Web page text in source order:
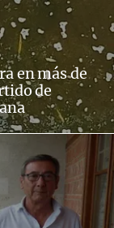
en más de
de